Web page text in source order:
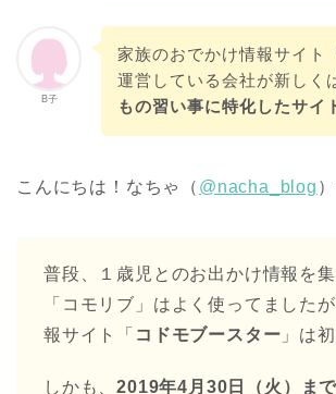
B子
家族のおでかけ情報サイト
運営している会社が新しく
もの習い事に特化したサイ
こんにちは！なちゃ（ @nacha_blog
普段、１歳児とのお出かけ情報を集
「コモリブ」はよく使ってました
報サイト「 コドモブースター 」は
しかも、2019年4月30日（火）まで